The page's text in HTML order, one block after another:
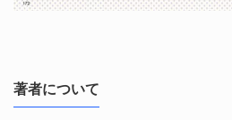
著者について